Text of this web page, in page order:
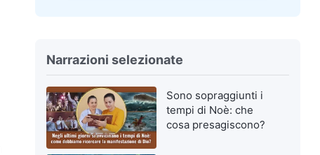
Narrazioni selezionate
Sono sopraggiunti i
tempi di Noè: che
cosa presagiscono?